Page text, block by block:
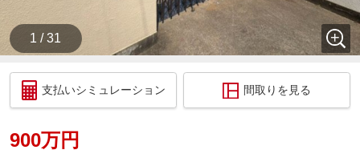
1 / 31
支払いシミュレーション 間取りを見る
900万円